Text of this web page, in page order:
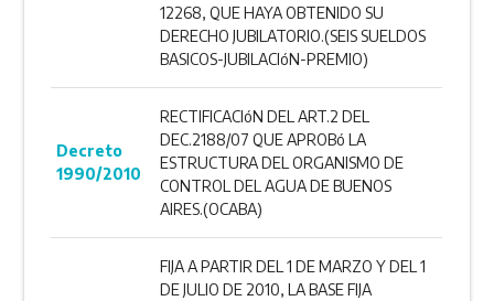
12268, QUE HAYA OBTENIDO SU
DERECHO JUBILATORIO.(SEIS SUELDOS
BASICOS-JUBILACIóN-PREMIO)
Decreto
1990/2010
RECTIFICACIóN DEL ART.2 DEL
DEC.2188/07 QUE APROBó LA
ESTRUCTURA DEL ORGANISMO DE
CONTROL DEL AGUA DE BUENOS
AIRES.(OCABA)
FIJA A PARTIR DEL 1 DE MARZO Y DEL 1
DE JULIO DE 2010, LA BASE FIJA